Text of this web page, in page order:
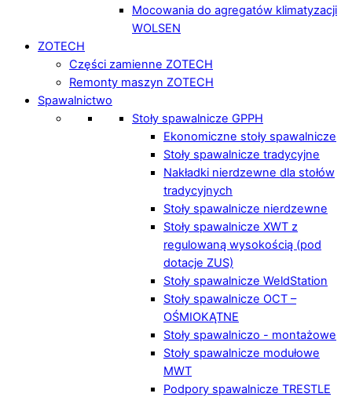
Mocowania do agregatów klimatyzacji
WOLSEN
ZOTECH
Części zamienne ZOTECH
Remonty maszyn ZOTECH
Spawalnictwo
Stoły spawalnicze GPPH
Ekonomiczne stoły spawalnicze
Stoły spawalnicze tradycyjne
Nakładki nierdzewne dla stołów
tradycyjnych
Stoły spawalnicze nierdzewne
Stoły spawalnicze XWT z
regulowaną wysokością (pod
dotacje ZUS)
Stoły spawalnicze WeldStation
Stoły spawalnicze OCT –
OŚMIOKĄTNE
Stoły spawalniczo - montażowe
Stoły spawalnicze modułowe
MWT
Podpory spawalnicze TRESTLE